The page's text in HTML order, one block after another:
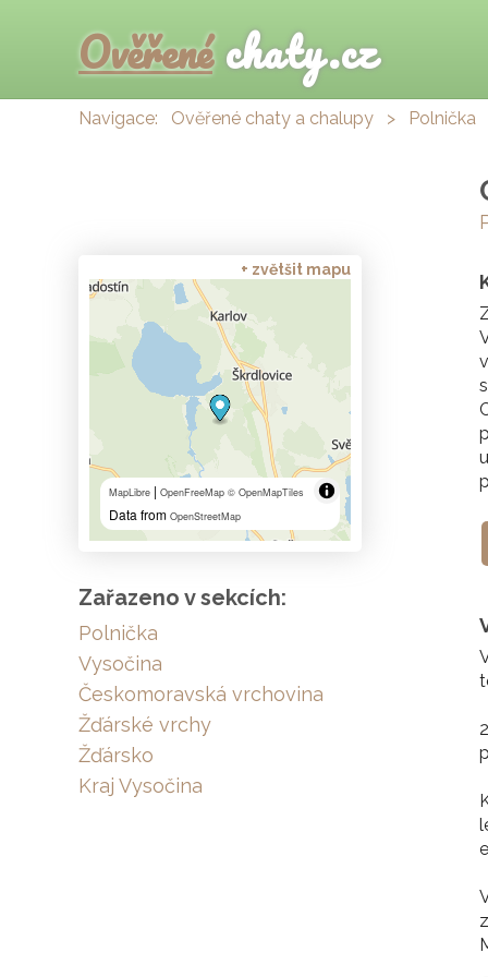
Ověřenéchaty.cz
Navigace: Ověřené chaty a chalupy > Polnička
+ zvětšit mapu
MapLibre | OpenFreeMap © OpenMapTiles
Data from OpenStreetMap
Zařazeno v sekcích:
Polnička
Vysočina
Českomoravská vrchovina
Žďárské vrchy
Žďársko
Kraj Vysočina